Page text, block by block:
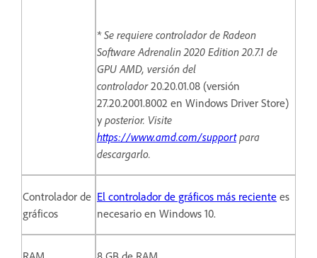
* Se requiere controlador de Radeon
Software Adrenalin 2020 Edition 20.7.1 de
GPU AMD, versión del
controlador20.20.01.08 (versión
27.20.2001.8002 en Windows Driver Store)
y posterior. Visite
https://www.amd.com/supportpara
descargarlo.
Controlador de
gráficos
El controlador de gráficos más reciente es
necesario en Windows 10.